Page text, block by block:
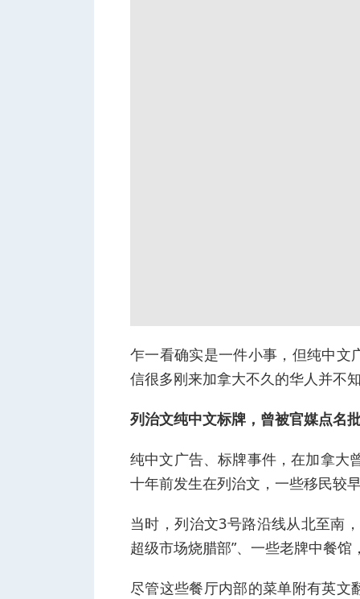
乍一看确实是一件小事，但纯中文
信很多刚来加拿大不久的华人并不
列治文纯中文标牌，曾被官媒点名
纯中文广告、标牌事件，在加拿
十年前发生在列治文，一些移民较
当时，列治文3号路沿线从北至南
超级市场烧腊部”、一些老牌中餐
尽管这些餐厅内部的菜单附有英